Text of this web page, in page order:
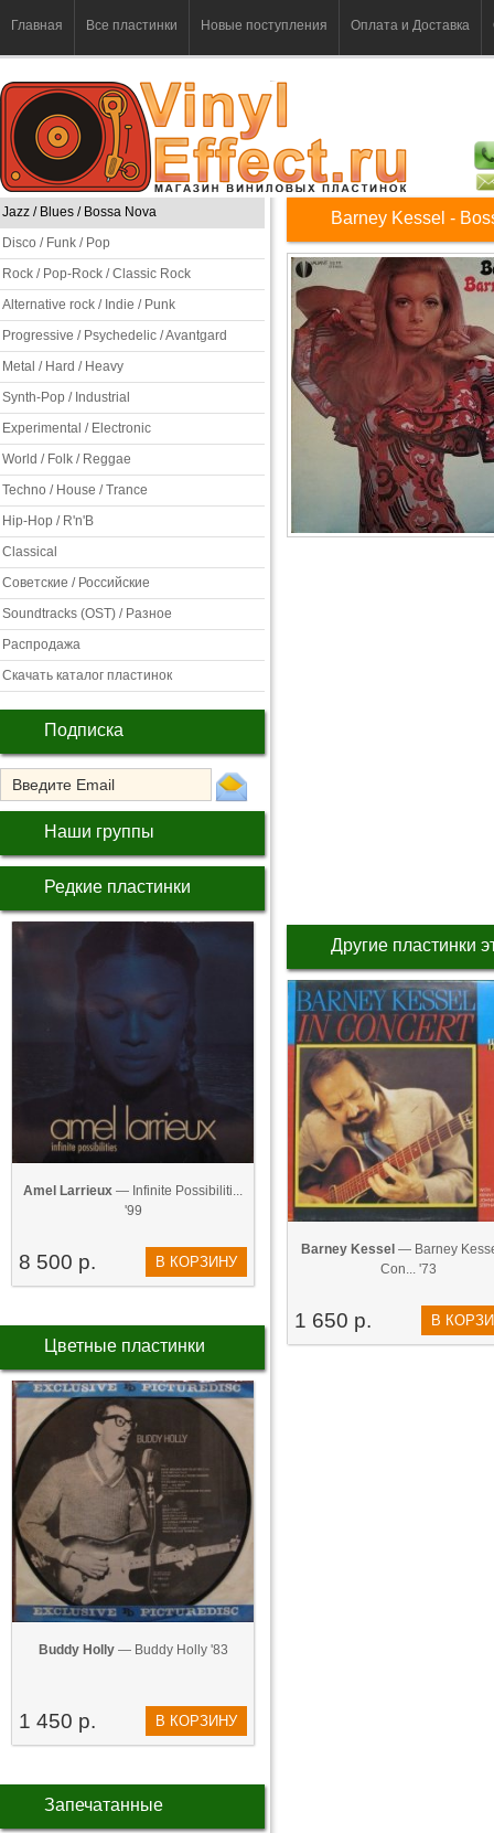
Главная Все пластинки Новые поступления Оплата и Доставка
Jazz / Blues / Bossa Nova
Disco / Funk / Pop
Rock / Pop-Rock / Classic Rock
Alternative rock / Indie / Punk
Progressive / Psychedelic / Avantgard
Metal / Hard / Heavy
Synth-Pop / Industrial
Experimental / Electronic
World / Folk / Reggae
Techno / House / Trance
Hip-Hop / R'n'B
Classical
Советские / Российские
Soundtracks (OST) / Разное
Распродажа
Скачать каталог пластинок
Подписка
Наши группы
Редкие пластинки
Amel Larrieux — Infinite Possibiliti...
'99
8 500 р. В КОРЗИНУ
Цветные пластинки
Buddy Holly— Buddy Holly '83
1 450 р. В КОРЗИНУ
Запечатанные
Barney Kessel -
Другие пластинки
Barney Kessel — Barney
Con... '73
1 650 р. В